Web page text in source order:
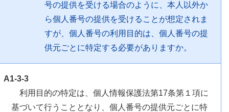
号の提供を受ける場合のように、本人以外か
ら個人番号の提供を受けることが想定されま
すが、個人番号の利用目的は、個人番号の提
供元ごとに特定する必要がありますか。
A1-3-3
利用目的の特定は、個人情報保護法第17条第１項に
基づいて行うこととなり、個人番号の提供元ごとに特